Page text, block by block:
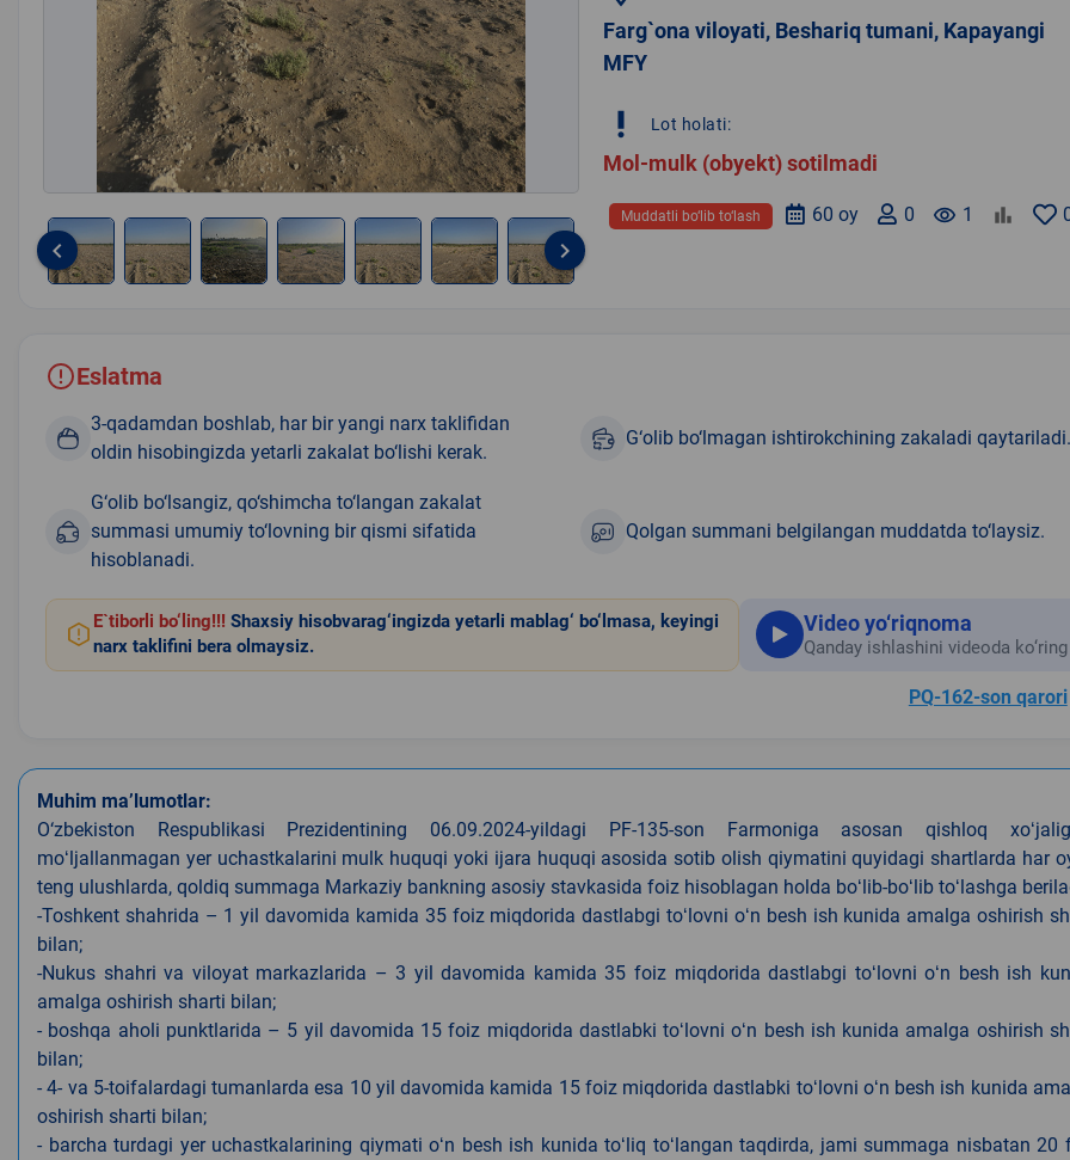
8
keyboard_arrow_left keyboard_arrow_right
Farg`ona viloyati, Beshariq tumani, Kapayangi
MFY
priority_high Lot holati:
Mol-mulk (obyekt) sotilmadi
remove_red_eye 1
0
60 oy
Muddatli bo‘lib to‘lash
Eslatma
3-qadamdan boshlab, har bir yangi narx taklifidan
oldin hisobingizda yetarli zakalat bo‘lishi kerak.
G‘olib bo‘lmagan ishtirokchining zakaladi qaytariladi.
G‘olib bo‘lsangiz, qo‘shimcha to‘langan zakalat
summasi umumiy to‘lovning bir qismi sifatida
hisoblanadi.
Qolgan summani belgilangan muddatda to‘laysiz.
E`tiborli bo‘ling!!! Shaxsiy hisobvarag‘ingizda yetarli mablag‘ bo‘lmasa, keyingi
narx taklifini bera olmaysiz.
Video yo‘riqnoma
Qanday ishlashini videoda ko‘ring
PQ-162-son qarori
Muhim ma’lumotlar:
O‘zbekiston Respublikasi Prezidentining 06.09.2024-yildagi PF-135-son Farmoniga asosan qishloq
moʻljallanmagan yer uchastkalarini mulk huquqi yoki ijara huquqi asosida sotib olish qiymatini quyidagi shartlarda har
teng ulushlarda, qoldiq summaga Markaziy bankning asosiy stavkasida foiz hisoblagan holda boʻlib-boʻlib toʻlashga
-Toshkent shahrida – 1 yil davomida kamida 35 foiz miqdorida dastlabgi toʻlovni oʻn besh ish kunida amalga oshirish
bilan;
-Nukus shahri va viloyat markazlarida – 3 yil davomida kamida 35 foiz miqdorida dastlabgi toʻlovni oʻn besh ish
amalga oshirish sharti bilan;
- boshqa aholi punktlarida – 5 yil davomida 15 foiz miqdorida dastlabki toʻlovni oʻn besh ish kunida amalga oshirish
bilan;
- 4- va 5-toifalardagi tumanlarda esa 10 yil davomida kamida 15 foiz miqdorida dastlabki toʻlovni oʻn besh ish kunida
oshirish sharti bilan;
- barcha turdagi yer uchastkalarining qiymati oʻn besh ish kunida toʻliq toʻlangan taqdirda, jami summaga nisbatan 20